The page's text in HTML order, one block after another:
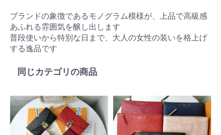
ブランドの象徴であるモノグラム模様が、上品で高級感
あふれる雰囲気を醸し出します
普段使いから特別な日まで、大人の女性の装いを格上げ
する逸品です
同じカテゴリの商品